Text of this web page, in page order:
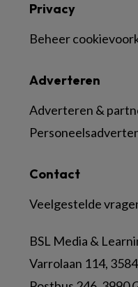
Contact
Veelgestelde
BSL Media &
Varrolaan 114,
Adverteren
Adverteren &
Privacy
Beheer